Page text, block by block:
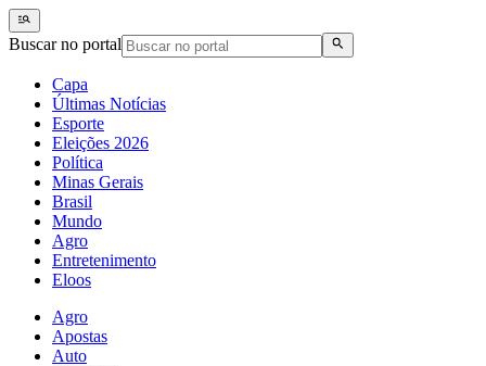
Buscar no portal
Capa
Últimas Notícias
Esporte
Eleições 2026
Política
Minas Gerais
Brasil
Mundo
Agro
Entretenimento
Eloos
Agro
Apostas
Auto